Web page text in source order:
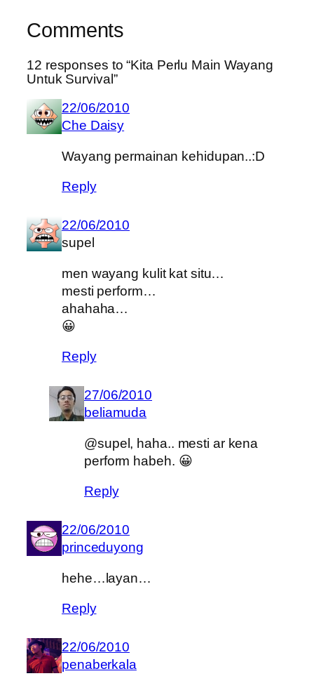
Comments
12 responses to “Kita Perlu Main Wayang
Untuk Survival”
22/06/2010
Che Daisy
Wayang permainan kehidupan..:D
Reply
22/06/2010
supel
men wayang kulit kat situ…
mesti perform…
ahahaha…
😀
Reply
27/06/2010
beliamuda
@supel, haha.. mesti ar kena
perform habeh. 😀
Reply
22/06/2010
princeduyong
hehe…layan…
Reply
22/06/2010
penaberkala